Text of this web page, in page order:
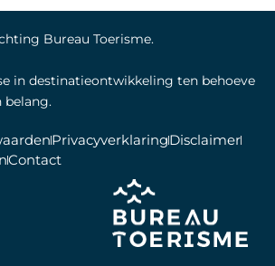
Bureau Toerisme.
in destinatieontwikkeling ten behoeve
belang.
PrivacyverklaringDisclaimer
Contact